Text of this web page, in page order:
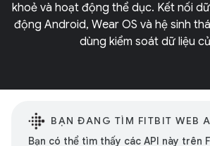
khoẻ và hoạt động thể dục. Kết nối
động Android, Wear OS và hệ sinh
dùng kiểm soát dữ liệu
BẠN ĐANG TÌM FITBIT WEB
Bạn có thể tìm thấy các API này trên